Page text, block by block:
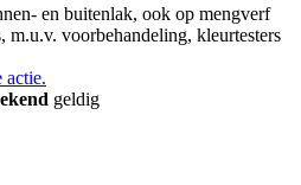
en buitenlak, ook op mengverf
voorbehandeling, kleurtesters
actie.
geldig